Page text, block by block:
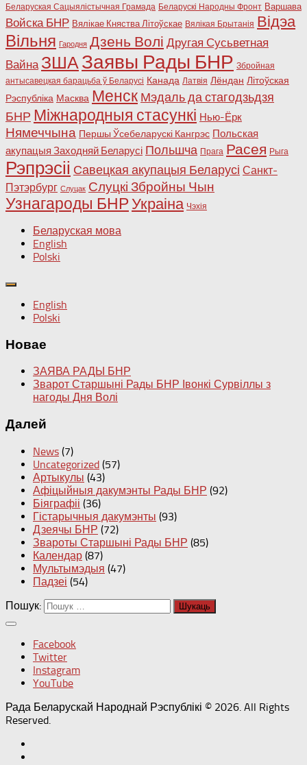
Беларуская Сацыялістычная Грамада Беларускі Народны Фронт Варшава
Войска БНР Вялікае Княства Літоўскае Вялікая Брытанія Відэа
Вільня Гародня Дзень Волі Другая Сусьветная
Вайна ЗШАЗаявы Рады БНР Збройная
антысавецкая барацьба ў Беларусі Канада Латвія Лёндан Літоўская
Рэспубліка Масква Менск Мэдаль да стагодзьдзя
БНР Міжнародныя стасункі Нью-Ёрк
Нямеччына Першы Ўсебеларускі Кангрэс Польская
акупацыя Заходняй Беларусі Польшча Прага Расея Рыга
Рэпрэсіі Савецкая акупацыя Беларусі Санкт-
Пэтэрбург Слуцак Слуцкі Збройны Чын
Узнагароды БНР Украіна Чэхія
Беларуская мова
English
Polski
English
Polski
Новае
ЗАЯВА РАДЫ БНР
Зварот Старшыні Рады БНР Івонкі Сурвіллы з
нагоды Дня Волі
Далей
News (7)
Uncategorized (57)
Артыкулы (43)
Афіцыйныя дакумэнты Рады БНР (92)
Біяграфіі (36)
Гістарычныя дакумэнты (93)
Дзеячы БНР (72)
Звароты Старшыні Рады БНР (85)
Календар (87)
Мультымэдыя (47)
Падзеі (54)
Пошук:
Facebook
Twitter
Instagram
YouTube
Рада Беларускай Народнай Рэспублікі © 2026. All Rights
Reserved.